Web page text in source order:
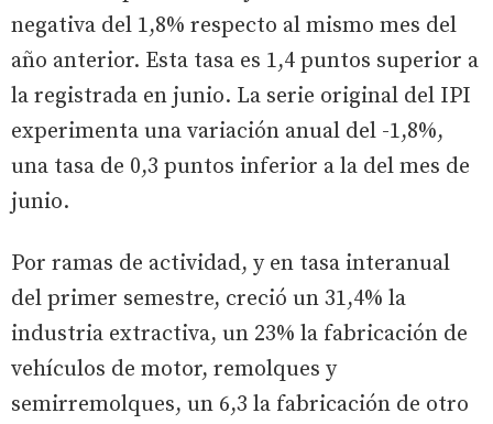
negativa del 1,8% respecto al mismo mes del
año anterior. Esta tasa es 1,4 puntos superior a
la registrada en junio. La serie original del IPI
experimenta una variación anual del -1,8%,
una tasa de 0,3 puntos inferior a la del mes de
junio.
Por ramas de actividad, y en tasa interanual
del primer semestre, creció un 31,4% la
industria extractiva, un 23% la fabricación de
vehículos de motor, remolques y
semirremolques, un 6,3 la fabricación de otro